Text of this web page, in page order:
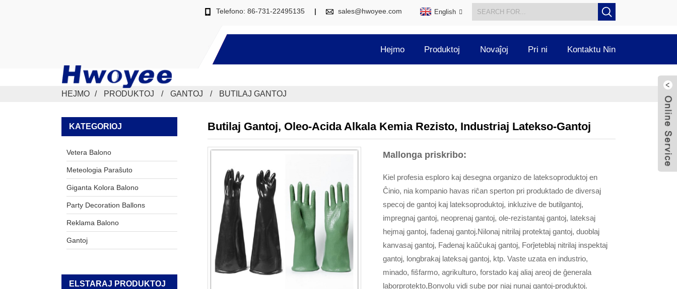
Telefono: 86-731-22495135 sales@hwoyee.com English
Hejmo Produktoj Novaĵoj Pri ni Kontaktu Nin
HEJMO PRODUKTOJ GANTOJ BUTILAJ GANTOJ
KATEGORIOJ
Vetera Balono
Meteologia Paraŝuto
Giganta Kolora Balono
Party Decoration Ballons
Reklama Balono
Gantoj
ELSTARAJ PRODUKTOJ
Butilaj Gantoj, Oleo-Acida Alkala Kemia Rezisto, Industriaj Latekso-Gantoj
Mallonga priskribo:
Kiel profesia esploro kaj desegna organizo de lateksoproduktoj en
Ĉinio, nia kompanio havas riĉan sperton pri produktado de diversaj
specoj de gantoj kaj lateksoproduktoj, inkluzive de butilgantoj,
impregnaj gantoj, neoprenaj gantoj, ole-rezistantaj gantoj, lateksaj
hejmaj gantoj, fadenaj gantoj.Nilonaj nitrilaj protektaj gantoj, duoblaj
kanvasaj gantoj, Fadenaj kaŭĉukaj gantoj, Forĵeteblaj nitrilaj inspektaj
gantoj, longbrakaj lateksaj gantoj, ktp. Vaste uzata en industrio,
minado, fiŝfarmo, agrikulturo, forstado kaj aliaj areoj de ĝenerala
laborprotekto,Bonvolu vidi sube por niaj nunaj gantoj-produktoj.